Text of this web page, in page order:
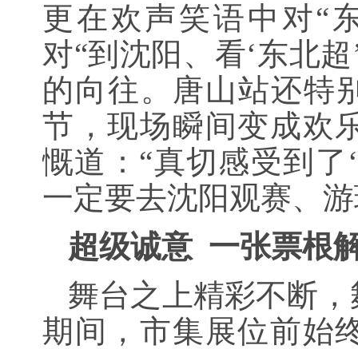
更在欢声笑语中对“
对“到沈阳、看‘东北
的向往。唐山站还特
节，现场瞬间变成欢
慨道：“真切感受到了
一定要去沈阳观赛、
超级诚意 一张票根
舞台之上精彩不断
期间，市集展位前始